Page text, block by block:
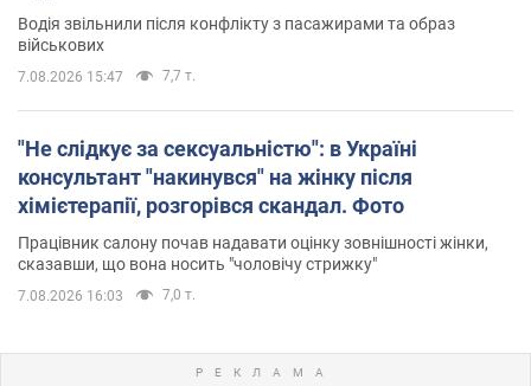
Водія звільнили після конфлікту з пасажирами та образ
військових
7.08.2026 15:47 7,7 т.
"Не слідкує за сексуальністю": в Україні
консультант "накинувся" на жінку після
хімієтерапії, розгорівся скандал. Фото
Працівник салону почав надавати оцінку зовнішності жінки,
сказавши, що вона носить "чоловічу стрижку"
7.08.2026 16:03 7,0 т.